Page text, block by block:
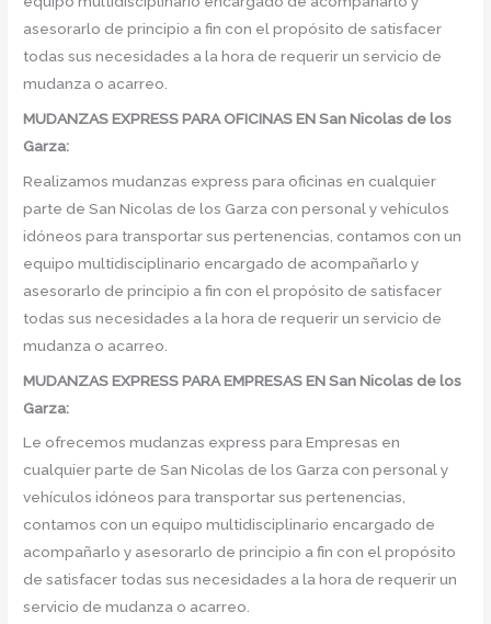
asesorarlo de principio a fin con el propósito de satisfacer
todas sus necesidades a la hora de requerir un servicio de
mudanza o acarreo.
MUDANZAS EXPRESS PARA OFICINAS EN San Nicolas de los
Garza:
Realizamos mudanzas express para oficinas en cualquier
parte de San Nicolas de los Garza con personal y vehículos
idóneos para transportar sus pertenencias, contamos con un
equipo multidisciplinario encargado de acompañarlo y
asesorarlo de principio a fin con el propósito de satisfacer
todas sus necesidades a la hora de requerir un servicio de
mudanza o acarreo.
MUDANZAS EXPRESS PARA EMPRESAS EN San Nicolas de los
Garza:
Le ofrecemos mudanzas express para Empresas en
cualquier parte de San Nicolas de los Garza con personal y
vehículos idóneos para transportar sus pertenencias,
contamos con un equipo multidisciplinario encargado de
acompañarlo y asesorarlo de principio a fin con el propósito
de satisfacer todas sus necesidades a la hora de requerir un
servicio de mudanza o acarreo.